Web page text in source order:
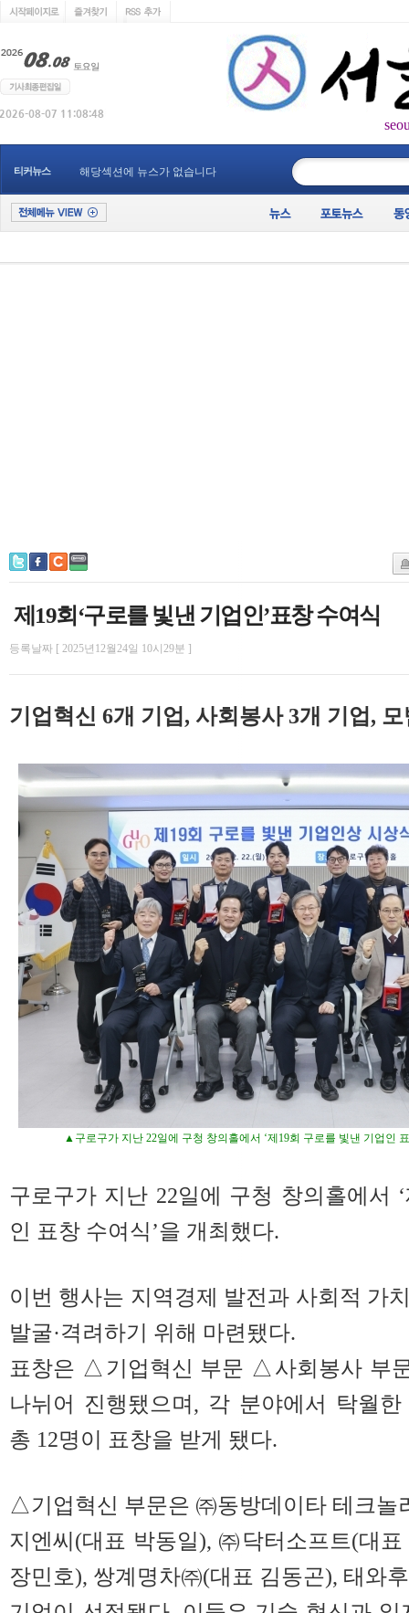
티커뉴스 해당섹션에 뉴스가 없습니다
제19회‘구로를 빛낸 기업인’표창 수여식
등록날짜 [ 2025년12월24일 10시29분 ]
기업혁신 6개 기업, 사회봉사 3개 기업,
▲구로구가 지난 22일에 구청 창의홀에서 ‘제19회 구로를 빛낸 기업인
구로구가 지난 22일에 구청 창의홀에서
인 표창 수여식’을 개최했다.
이번 행사는 지역경제 발전과 사회적 가
발굴·격려하기 위해 마련됐다.
표창은 △기업혁신 부문 △사회봉사 부
나뉘어 진행됐으며, 각 분야에서 탁월
총 12명이 표창을 받게 됐다.
△기업혁신 부문은 ㈜동방데이타 테크놀
지엔씨(대표 박동일), ㈜닥터소프트(대
장민호), 쌍계명차㈜(대표 김동곤), 태와